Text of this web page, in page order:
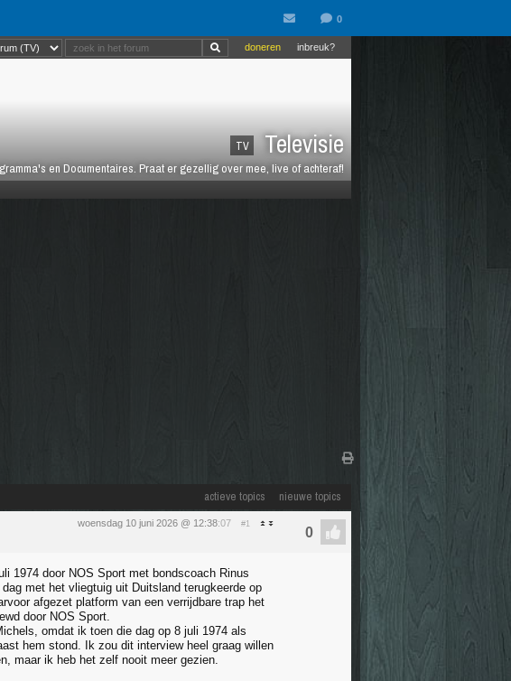
TV Televisie
en Documentaires. Praat er gezellig over mee, live of achteraf!
inbreuk?
doneren
actieve topics nieuwe topics
woensdag 10 juni 2026 @ 12:38:07 #1
1974 door NOS Sport met bondscoach Rinus
met het vliegtuig uit Duitsland terugkeerde op
afgezet platform van een verrijdbare trap het
door NOS Sport.
omdat ik toen die dag op 8 juli 1974 als
hem stond. Ik zou dit interview heel graag willen
maar ik heb het zelf nooit meer gezien.